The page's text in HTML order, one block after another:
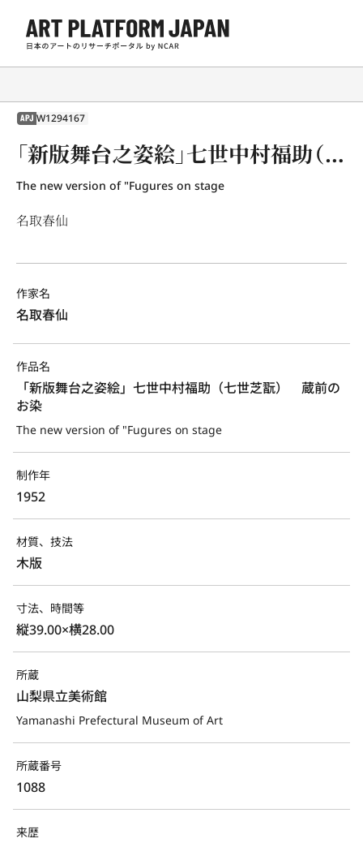
APJ W1294167
「新版舞台之姿絵」七世中村福助（七世芝翫） 蔵前のお染
The new version of "Fugures on stage
名取春仙
作家名
名取春仙
作品名
「新版舞台之姿絵」七世中村福助（七世芝翫）　蔵前の
お染
The new version of "Fugures on stage
制作年
1952
材質、技法
木版
寸法、時間等
縦39.00×横28.00
所蔵
山梨県立美術館
Yamanashi Prefectural Museum of Art
所蔵番号
1088
来歴